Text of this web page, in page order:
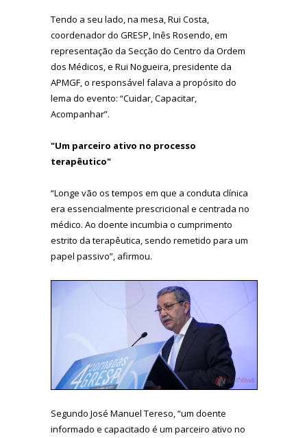
Tendo a seu lado, na mesa, Rui Costa,
coordenador do GRESP, Inês Rosendo, em
representação da Secção do Centro da Ordem
dos Médicos, e Rui Nogueira, presidente da
APMGF, o responsável falava a propósito do
lema do evento: “Cuidar, Capacitar,
Acompanhar”.
"Um parceiro ativo no processo
terapêutico"
“Longe vão os tempos em que a conduta clínica
era essencialmente prescricional e centrada no
médico. Ao doente incumbia o cumprimento
estrito da terapêutica, sendo remetido para um
papel passivo”, afirmou.
Segundo José Manuel Tereso, “um doente
informado e capacitado é um parceiro ativo no